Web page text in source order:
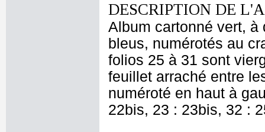
DESCRIPTION DE
Album cartonné vert, à
bleus, numérotés au
folios 25 à 31 sont
feuillet arraché entre
numéroté en haut à
22bis, 23 : 23bis, 32 :